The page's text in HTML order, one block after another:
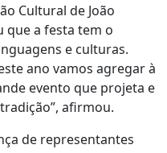
Cultural de João
que a festa tem o
e culturas.
ano vamos agregar à
evento que projeta e
afirmou.
de representantes